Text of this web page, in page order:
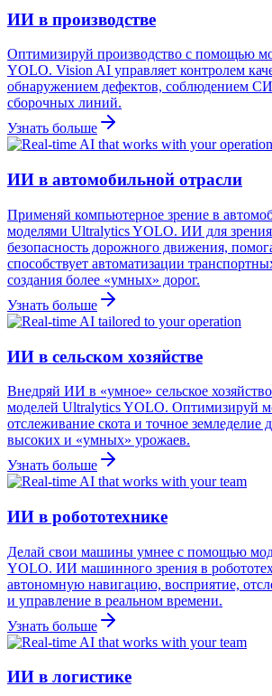
ИИ в производстве
Оптимизируй производство с помощью
YOLO. Vision AI управляет контролем
обнаружением дефектов, соблюдением
сборочных линий.
Узнать больше
ИИ в автомобильной отрасли
Применяй компьютерное зрение в
моделями Ultralytics YOLO. ИИ для
безопасность дорожного движения,
способствует автоматизации
создания более «умных» дорог.
Узнать больше
ИИ в сельском хозяйстве
Внедряй ИИ в «умное» сельское
моделей Ultralytics YOLO. Оптимизируй
отслеживание скота и точное земледелие
высоких и «умных» урожаев.
Узнать больше
ИИ в робототехнике
Делай свои машины умнее с помощью
YOLO. ИИ машинного зрения в
автономную навигацию, восприятие,
и управление в реальном времени.
Узнать больше
ИИ в логистике